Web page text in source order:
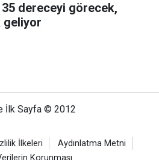
35 dereceyi görecek,
geliyor
İlk Sayfa © 2012
İlkeleri
Aydınlatma Metni